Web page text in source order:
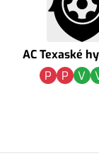
AC Texaské
P
P V